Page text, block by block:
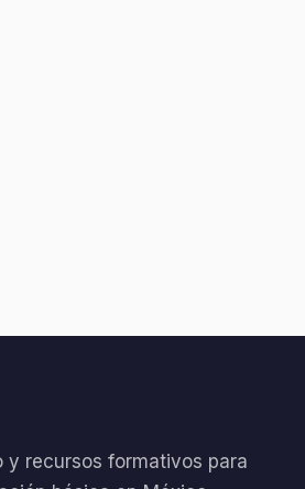
y recursos formativos para